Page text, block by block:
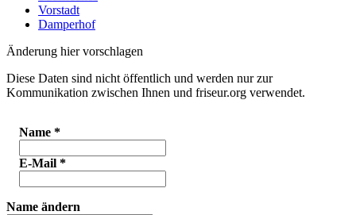
Vorstadt
Damperhof
Änderung hier vorschlagen
Diese Daten sind nicht öffentlich und werden nur zur
Kommunikation zwischen Ihnen und friseur.org verwendet.
Name *
E-Mail *
Name ändern